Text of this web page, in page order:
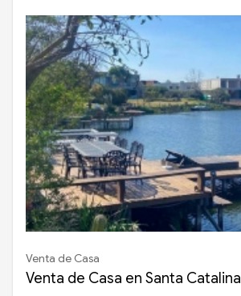
Venta de Casa
Venta de Casa en Santa Catalina